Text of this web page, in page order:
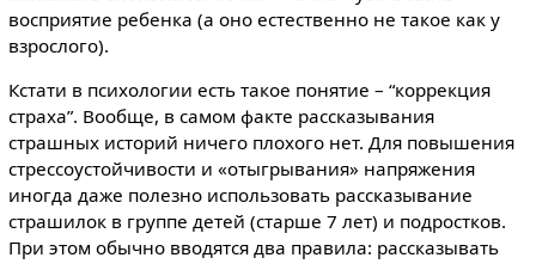
восприятие ребенка (а оно естественно не такое как у
взрослого).
Кстати в психологии есть такое понятие – “коррекция
страха”. Вообще, в самом факте рассказывания
страшных историй ничего плохого нет. Для повышения
стрессоустойчивости и «отыгрывания» напряжения
иногда даже полезно использовать рассказывание
страшилок в группе детей (старше 7 лет) и подростков.
При этом обычно вводятся два правила: рассказывать